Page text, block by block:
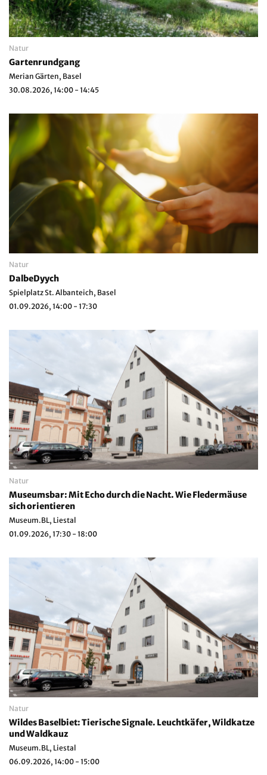
Natur
Gartenrundgang
Merian Gärten, Basel
30.08.2026, 14:00 - 14:45
Natur
DalbeDyych
Spielplatz St. Albanteich, Basel
01.09.2026, 14:00 - 17:30
Natur
Museumsbar: Mit Echo durch die Nacht. Wie Fledermäuse
sich orientieren
Museum.BL, Liestal
01.09.2026, 17:30 - 18:00
Natur
Wildes Baselbiet: Tierische Signale. Leuchtkäfer, Wildkatze
und Waldkauz
Museum.BL, Liestal
06.09.2026, 14:00 - 15:00